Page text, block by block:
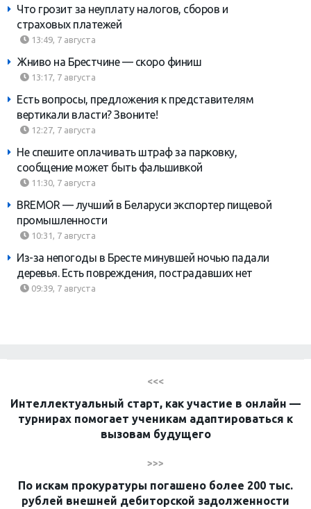
Что грозит за неуплату налогов, сборов и
страховых платежей
13:49, 7 августа
Жниво на Брестчине — скоро финиш
13:17, 7 августа
Есть вопросы, предложения к представителям
вертикали власти? Звоните!
12:27, 7 августа
Не спешите оплачивать штраф за парковку,
сообщение может быть фальшивкой
11:30, 7 августа
BREMOR — лучший в Беларуси экспортер пищевой
промышленности
10:31, 7 августа
Из-за непогоды в Бресте минувшей ночью падали
деревья. Есть повреждения, пострадавших нет
09:39, 7 августа
<<<
Интеллектуальный старт, как участие в онлайн —
турнирах помогает ученикам адаптироваться к
вызовам будущего
>>>
По искам прокуратуры погашено более 200 тыс.
рублей внешней дебиторской задолженности